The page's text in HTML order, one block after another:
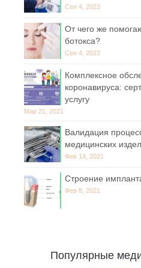
Сен 4, 2023
От чего же
ботокса?
Сен 4, 2023
Комплексное
коронавируса:
услугу
Мар 21, 2021
Валидация
медицинских
Фев 14, 2021
Строение
Фев 8, 2021
Популярные